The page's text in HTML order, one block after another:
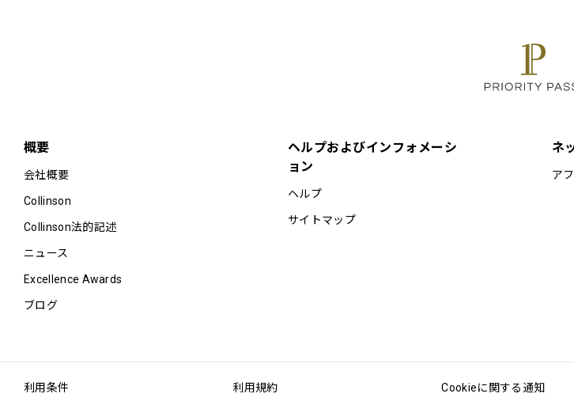
概要
会社概要
Collinson
Collinson法的記述
ニュース
Excellence Awards
ブログ
ヘルプおよびインフォメーシ
ョン
ヘルプ
サイトマップ
ネ
ア
利用条件 利用規約 Cookieに関する通知